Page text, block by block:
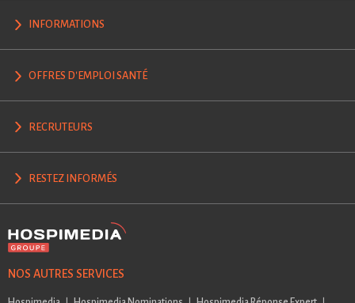
INFORMATIONS
OFFRES D'EMPLOI SANTÉ
RECRUTEURS
RESTEZ INFORMÉS
NOS AUTRES SERVICES